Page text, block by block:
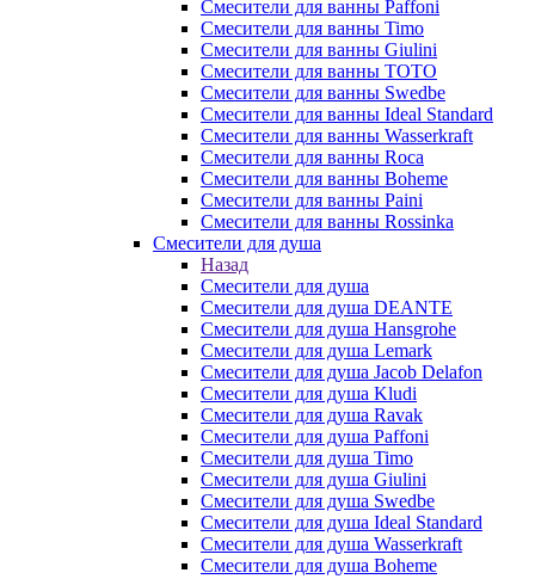
Смесители для ванны Paffoni
Смесители для ванны Timo
Смесители для ванны Giulini
Смесители для ванны TOTO
Смесители для ванны Swedbe
Смесители для ванны Ideal Standard
Смесители для ванны Wasserkraft
Смесители для ванны Roca
Смесители для ванны Boheme
Смесители для ванны Paini
Смесители для ванны Rossinka
Смесители для душа
Назад
Смесители для душа
Смесители для душа DEANTE
Смесители для душа Hansgrohe
Смесители для душа Lemark
Смесители для душа Jacob Delafon
Смесители для душа Kludi
Смесители для душа Ravak
Смесители для душа Paffoni
Смесители для душа Timo
Смесители для душа Giulini
Смесители для душа Swedbe
Смесители для душа Ideal Standard
Смесители для душа Wasserkraft
Смесители для душа Boheme